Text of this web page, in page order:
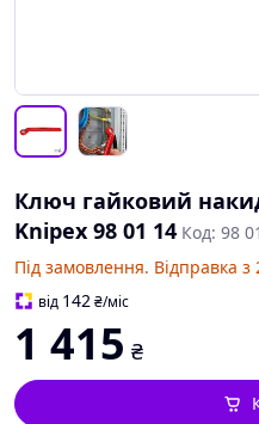
Ключ гайковий
Knipex 98 01 14 Код: 98
Під замовлення. Відправка з
від 142₴/міс
1 415 ₴